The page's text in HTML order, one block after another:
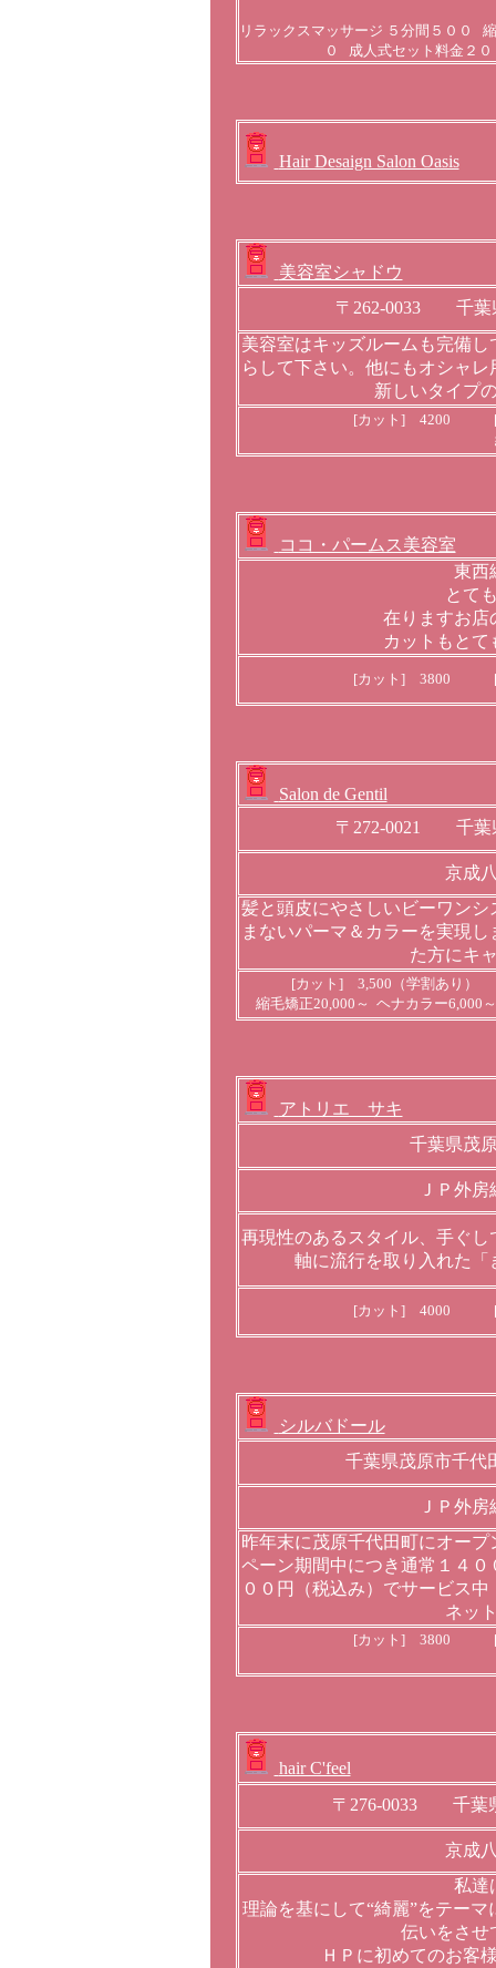
リラックスマッサージ ５分間５００
０ 成人式セット料金２
Hair Desaign Salon Oasis
美容室シャドウ
〒262-0033 千葉
美容室はキッズルームも完備
らして下さい。他にもオシャ
新しいタイプ
[カット] 4200 [
ココ・パームス美容室
東西
とて
在りますお店
カットもと
[カット] 3800 [
Salon de Gentil
〒272-0021 千葉
京成
髪と頭皮にやさしいビーワン
まないパーマ＆カラーを実現
た方にキ
[カット] 3,500（学割あ
縮毛矯正20,000～ ヘナカラー6,000
アトリエ サキ
千葉県茂
ＪＰ外
再現性のあるスタイル、手ぐ
軸に流行を取り入れた
[カット] 4000 [
シルバドール
千葉県茂原市千代
ＪＰ外
昨年末に茂原千代田町にオー
ペーン期間中につき通常１４
００円（税込み）でサービス
ネッ
[カット] 3800 [
hair C'feel
〒276-0033 千葉
京成
私達
理論を基にして“綺麗”をテー
伝いをさせ
ＨＰに初めてのお客